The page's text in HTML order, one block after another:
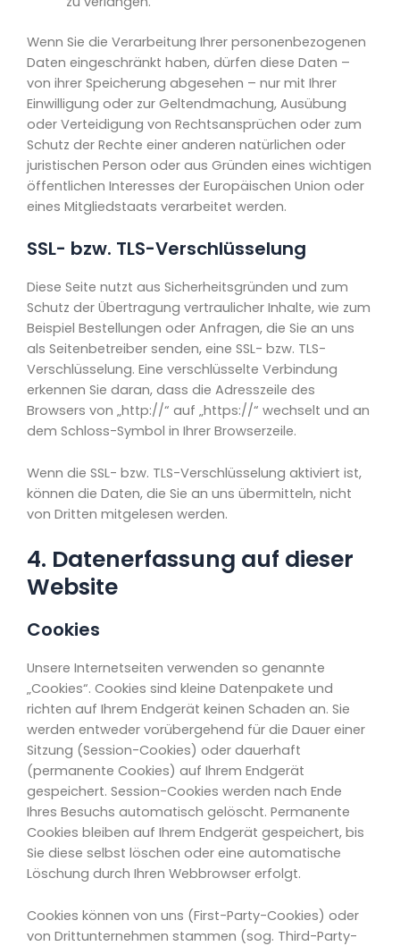
Wenn Sie die Verarbeitung Ihrer personenbezogenen
Daten eingeschränkt haben, dürfen diese Daten –
von ihrer Speicherung abgesehen – nur mit Ihrer
Einwilligung oder zur Geltendmachung, Ausübung
oder Verteidigung von Rechtsansprüchen oder zum
Schutz der Rechte einer anderen natürlichen oder
juristischen Person oder aus Gründen eines wichtigen
öffentlichen Interesses der Europäischen Union oder
eines Mitgliedstaats verarbeitet werden.
SSL- bzw. TLS-Verschlüsselung
Diese Seite nutzt aus Sicherheitsgründen und zum
Schutz der Übertragung vertraulicher Inhalte, wie zum
Beispiel Bestellungen oder Anfragen, die Sie an uns
als Seitenbetreiber senden, eine SSL- bzw. TLS-
Verschlüsselung. Eine verschlüsselte Verbindung
erkennen Sie daran, dass die Adresszeile des
Browsers von „http://“ auf „https://“ wechselt und an
dem Schloss-Symbol in Ihrer Browserzeile.
Wenn die SSL- bzw. TLS-Verschlüsselung aktiviert ist,
können die Daten, die Sie an uns übermitteln, nicht
von Dritten mitgelesen werden.
4. Datenerfassung auf dieser
Website
Cookies
Unsere Internetseiten verwenden so genannte
„Cookies“. Cookies sind kleine Datenpakete und
richten auf Ihrem Endgerät keinen Schaden an. Sie
werden entweder vorübergehend für die Dauer einer
Sitzung (Session-Cookies) oder dauerhaft
(permanente Cookies) auf Ihrem Endgerät
gespeichert. Session-Cookies werden nach Ende
Ihres Besuchs automatisch gelöscht. Permanente
Cookies bleiben auf Ihrem Endgerät gespeichert, bis
Sie diese selbst löschen oder eine automatische
Löschung durch Ihren Webbrowser erfolgt.
Cookies können von uns (First-Party-Cookies) oder
von Drittunternehmen stammen (sog. Third-Party-